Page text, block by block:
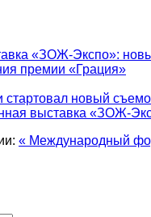
«ЗОЖ-Экспо»:
премии «Грация»
стартовал новый
выставка «ЗОЖ-
« Международный